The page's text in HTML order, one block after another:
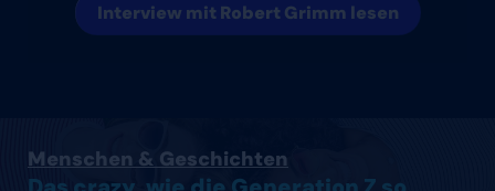
Interview mit Robert Grimm lesen
Menschen & Geschichten